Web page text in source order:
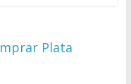
Plata